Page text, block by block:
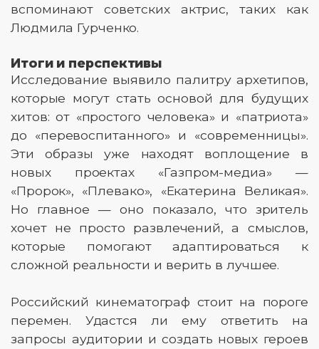
вспоминают советских актрис, таких как
Людмила Гурченко.
Итоги и перспективы
Исследование выявило палитру архетипов,
которые могут стать основой для будущих
хитов: от «простого человека» и «патриота»
до «перевоспитанного» и «современницы».
Эти образы уже находят воплощение в
новых проектах «Газпром-медиа» —
«Пророк», «Плевако», «Екатерина Великая».
Но главное — оно показало, что зритель
хочет не просто развлечений, а смыслов,
которые помогают адаптироваться к
сложной реальности и верить в лучшее.
Российский кинематограф стоит на пороге
перемен. Удастся ли ему ответить на
запросы аудитории и создать новых героев